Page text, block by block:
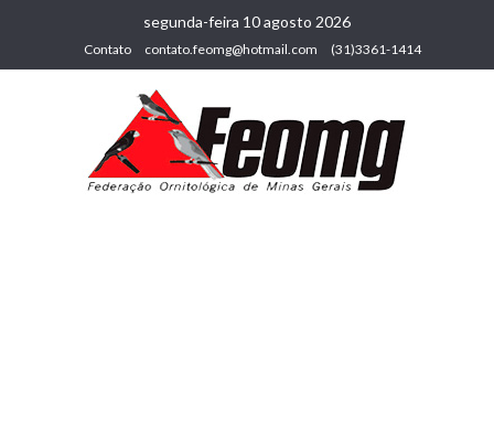
segunda-feira 10 agosto 2026
Contato contato.feomg@hotmail.com (31)3361-1414